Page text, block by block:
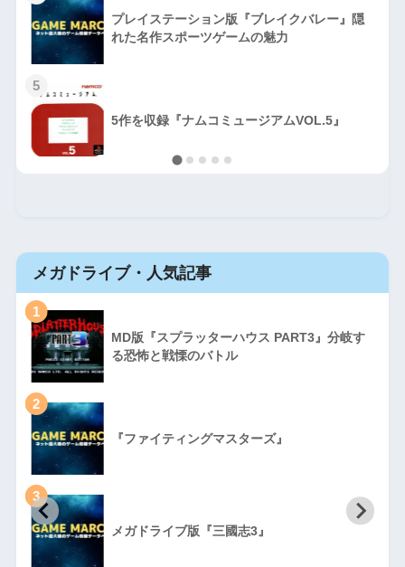
プレイステーション版『ブレイクバレー』隠
れた名作スポーツゲームの魅力
5
5作を収録『ナムコミュージアムVOL.5』
メガドライブ・人気記事
1
MD版『スプラッターハウス PART3』分岐す
る恐怖と戦慄のバトル
2
『ファイティングマスターズ』
3
メガドライブ版『三國志3』